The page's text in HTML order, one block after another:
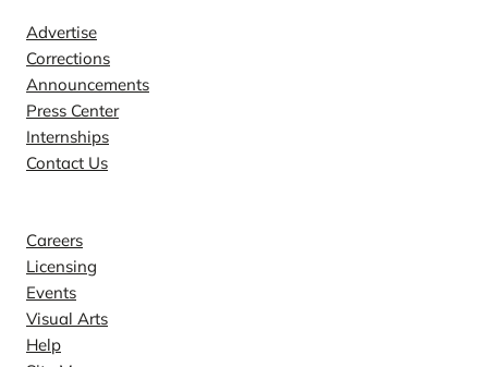
Advertise
Corrections
Announcements
Press Center
Internships
Contact Us
Careers
Licensing
Events
Visual Arts
Help